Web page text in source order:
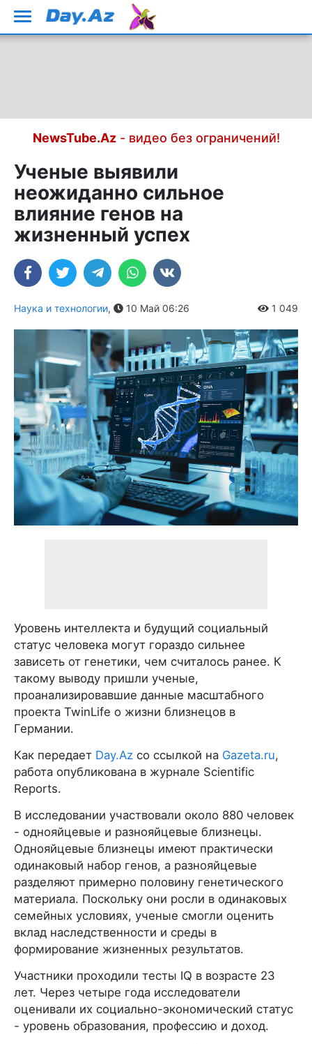
NewsTube.Az- видео без ограничений!
Ученые выявили
неожиданно сильное
влияние генов на
жизненный успех
Наука и технологии, 10 Май 06:26 1 049
Уровень интеллекта и будущий социальный
статус человека могут гораздо сильнее
зависеть от генетики, чем считалось ранее. К
такому выводу пришли ученые,
проанализировавшие данные масштабного
проекта TwinLife о жизни близнецов в
Германии.
Как передает Day.Az со ссылкой на Gazeta.ru,
работа опубликована в журнале Scientific
Reports.
В исследовании участвовали около 880 человек
- однояйцевые и разнояйцевые близнецы.
Однояйцевые близнецы имеют практически
одинаковый набор генов, а разнояйцевые
разделяют примерно половину генетического
материала. Поскольку они росли в одинаковых
семейных условиях, ученые смогли оценить
вклад наследственности и среды в
формирование жизненных результатов.
Участники проходили тесты IQ в возрасте 23
лет. Через четыре года исследователи
оценивали их социально-экономический статус
- уровень образования, профессию и доход.